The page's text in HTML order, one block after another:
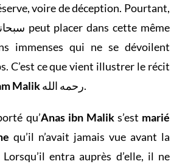
voire de déception. Pourtant,
immenses qui ne se dévoilent
C’est ce que vient illustrer le récit
Malik رحمه الله.
qu’Anas ibn Maliks’est marié
qu’il n’avait jamais vue avant la
Lorsqu’il entra auprès d’elle, il ne